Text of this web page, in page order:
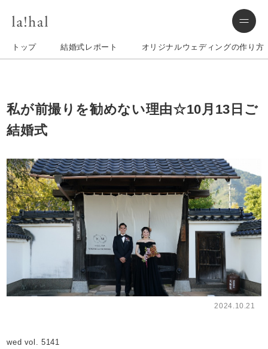
トップ 結婚式レポート オリジナルウェディングの作り方
私が前撮りを勧めない理由☆10月13日ご
結婚式
2024.10.21
wed vol. 5141